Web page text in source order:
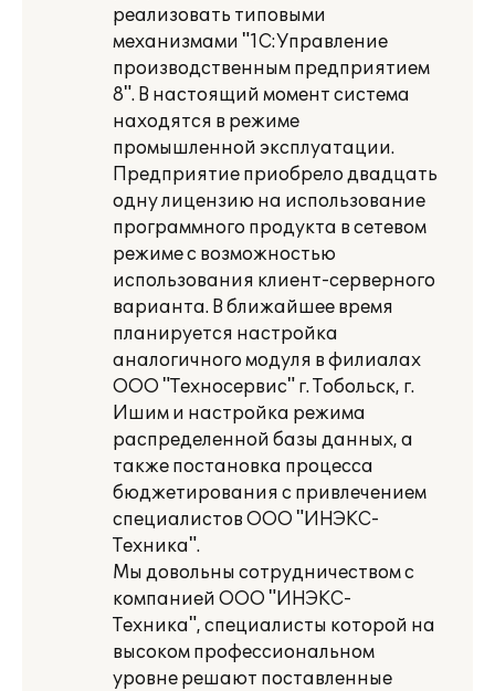
реализовать типовыми
механизмами "1С:Управление
производственным предприятием
8". В настоящий момент система
находятся в режиме
промышленной эксплуатации.
Предприятие приобрело двадцать
одну лицензию на использование
программного продукта в сетевом
режиме с возможностью
использования клиент-серверного
варианта. В ближайшее время
планируется настройка
аналогичного модуля в филиалах
ООО "Техносервис" г. Тобольск, г.
Ишим и настройка режима
распределенной базы данных, а
также постановка процесса
бюджетирования с привлечением
специалистов ООО "ИНЭКС-
Техника".
Мы довольны сотрудничеством с
компанией ООО "ИНЭКС-
Техника", специалисты которой на
высоком профессиональном
уровне решают поставленные